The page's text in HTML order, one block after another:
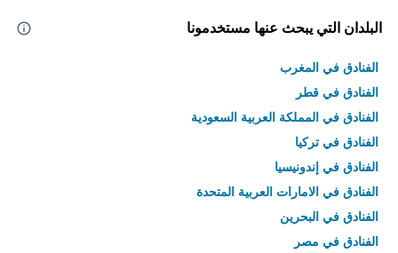
البلدان التي يبحث عنها مستخدمونا
الفنادق في المغرب
الفنادق في قطر
الفنادق في المملكة العربية السعودية
الفنادق في تركيا
الفنادق في إندونيسيا
الفنادق في الامارات العربية المتحدة
الفنادق في البحرين
الفنادق في مصر